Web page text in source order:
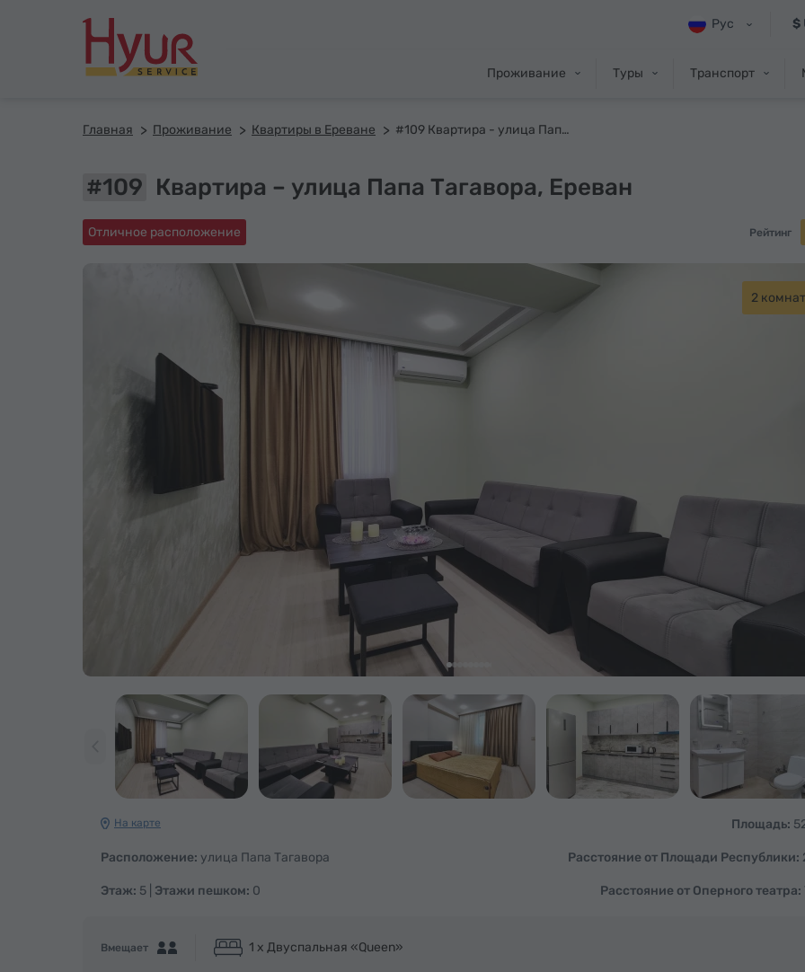
$
Рус
Проживание Туры Транспорт
Главная Проживание Квартиры в Ереване #109 Квартира - улица Папа Тагавора
#109 Квартира – улица Папа Тагавора, Ереван
Отличное расположение Рейтинг
2
На карте Площадь:
Расположение: улица Папа Тагавора Расстояние от Площади Республики:
Этаж: 5 | Этажи пешком: 0 Расстояние от Оперного театра:
Вмещает 1 x Двуспальная «Queen»